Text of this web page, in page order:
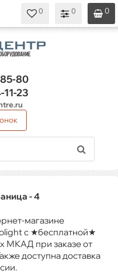
0
0
0
80
23
- 4
магазине
с ★бесплатной★
МКАД при заказе от
доставка